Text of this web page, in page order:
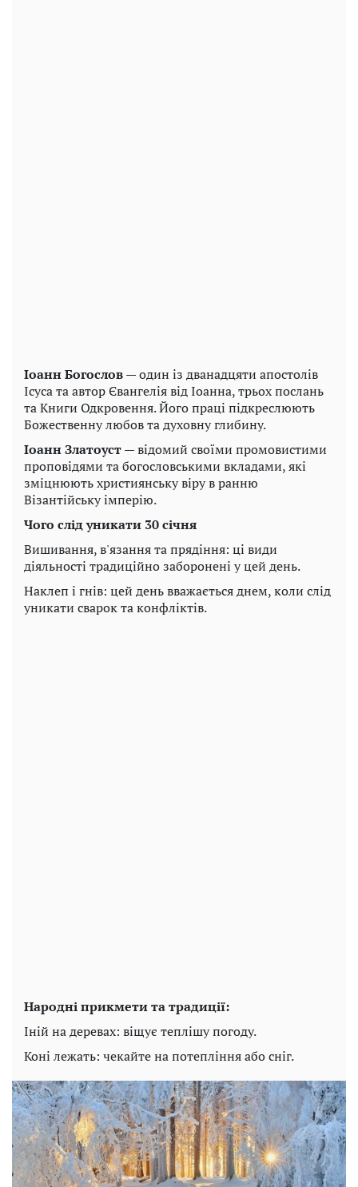
Іоанн Богослов— один із дванадцяти апостолів
Ісуса та автор Євангелія від Іоанна, трьох послань
та Книги Одкровення. Його праці підкреслюють
Божественну любов та духовну глибину.
Іоанн Златоуст— відомий своїми промовистими
проповідями та богословськими вкладами, які
зміцнюють християнську віру в ранню
Візантійську імперію.
Чого слід уникати 30 січня
Вишивання, в'язання та прядіння: ці види
діяльності традиційно заборонені у цей день.
Наклеп і гнів: цей день вважається днем, коли слід
уникати сварок та конфліктів.
Народні прикмети та традиції:
Іній на деревах: віщує теплішу погоду.
Коні лежать: чекайте на потепління або сніг.